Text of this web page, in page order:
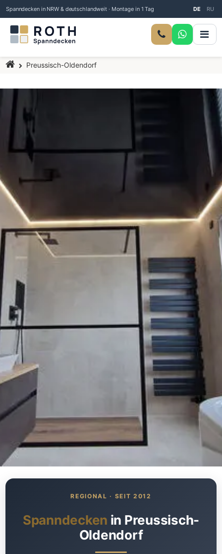
Spanndecken in NRW & deutschlandweit · Montage in 1 Tag DE RU
Startseite
Preussisch-Oldendorf
Was kostet meine neue
Spanndecke?
Richtwert sofort sehen
Spanndecken in Preussisch-
Oldendorf